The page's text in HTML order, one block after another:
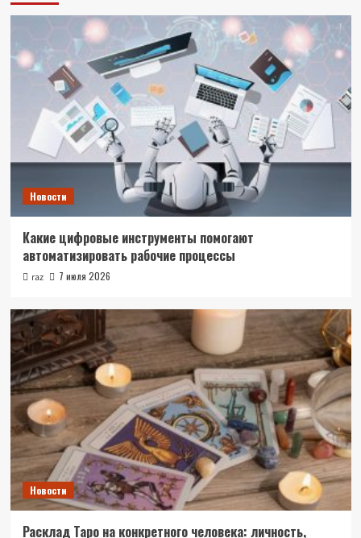
Новости
Какие цифровые инструменты помогают
автоматизировать рабочие процессы
raz 7 июля 2026
Новости
Расклад Таро на конкретного человека: личность,